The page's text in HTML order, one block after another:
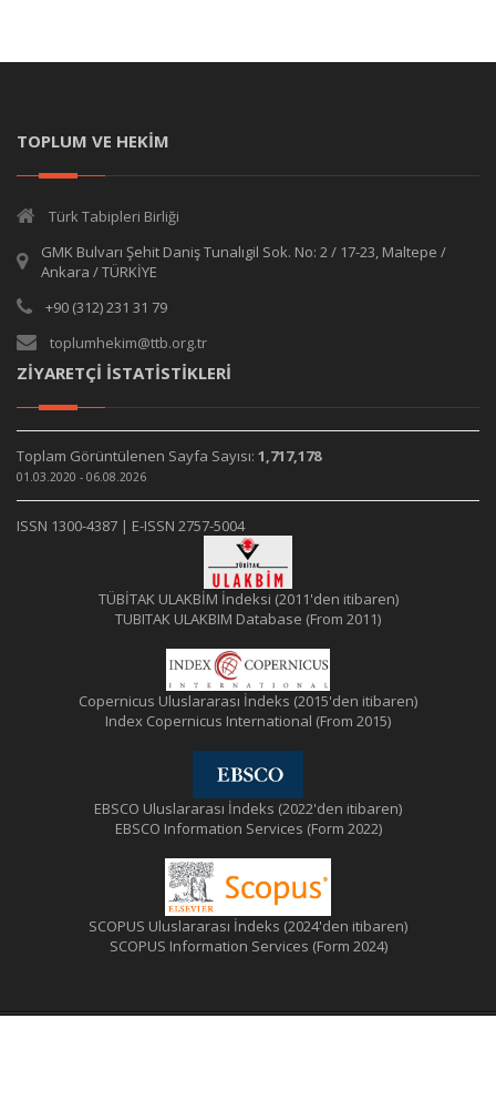
TOPLUM VE HEKİM
Türk Tabipleri Birliği
GMK Bulvarı Şehit Daniş Tunalıgil Sok. No: 2 / 17-23, Maltepe /
Ankara / TÜRKİYE
+90 (312) 231 31 79
toplumhekim@ttb.org.tr
ZİYARETÇİ İSTATİSTİKLERİ
Toplam Görüntülenen Sayfa Sayısı: 1,717,178
01.03.2020 - 06.08.2026
ISSN 1300-4387 | E-ISSN 2757-5004
TÜBİTAK ULAKBİM İndeksi (2011'den itibaren)
TUBITAK ULAKBIM Database (From 2011)
Copernicus Uluslararası İndeks (2015'den itibaren)
Index Copernicus International (From 2015)
EBSCO Uluslararası İndeks (2022'den itibaren)
EBSCO Information Services (Form 2022)
SCOPUS Uluslararası İndeks (2024'den itibaren)
SCOPUS Information Services (Form 2024)